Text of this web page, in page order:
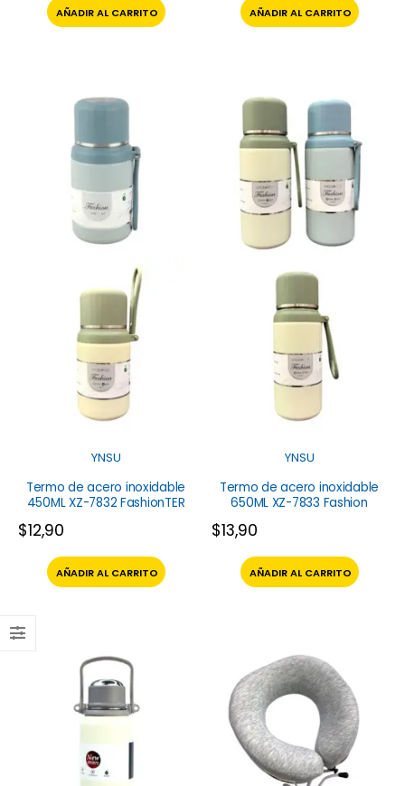
AÑADIR AL CARRITO AÑADIR AL CARRITO
YNSU
Termo de acero inoxidable
450ML XZ-7832 FashionTER
$12,90
AÑADIR AL CARRITO
YNSU
Termo de acero inoxidable
650ML XZ-7833 Fashion
$13,90
AÑADIR AL CARRITO